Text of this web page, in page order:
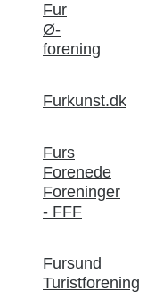
Fur
Ø-
forening
Furkunst.dk
Furs
Forenede
Foreninger
- FFF
Fursund
Turistforening